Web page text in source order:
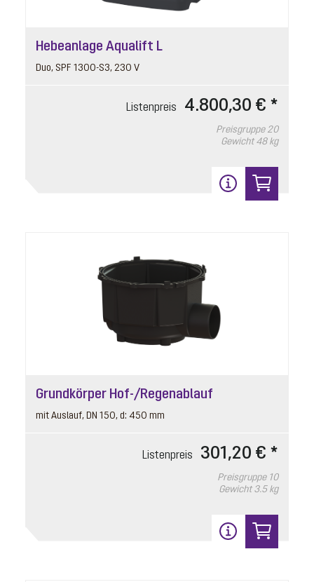
Hebeanlage Aqualift L
Duo, SPF 1300-S3, 230 V
Listenpreis 4.800,30 € *
Preisgruppe 20
Gewicht 48 kg
Grundkörper Hof-/Regenablauf
mit Auslauf, DN 150, d: 450 mm
Listenpreis 301,20 € *
Preisgruppe 10
Gewicht 3.5 kg